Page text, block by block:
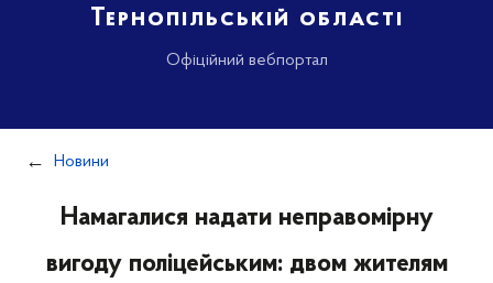
Тернопільській області
Офіційний вебпортал
Новини
Намагалися надати неправомірну
вигоду поліцейським: двом жителям